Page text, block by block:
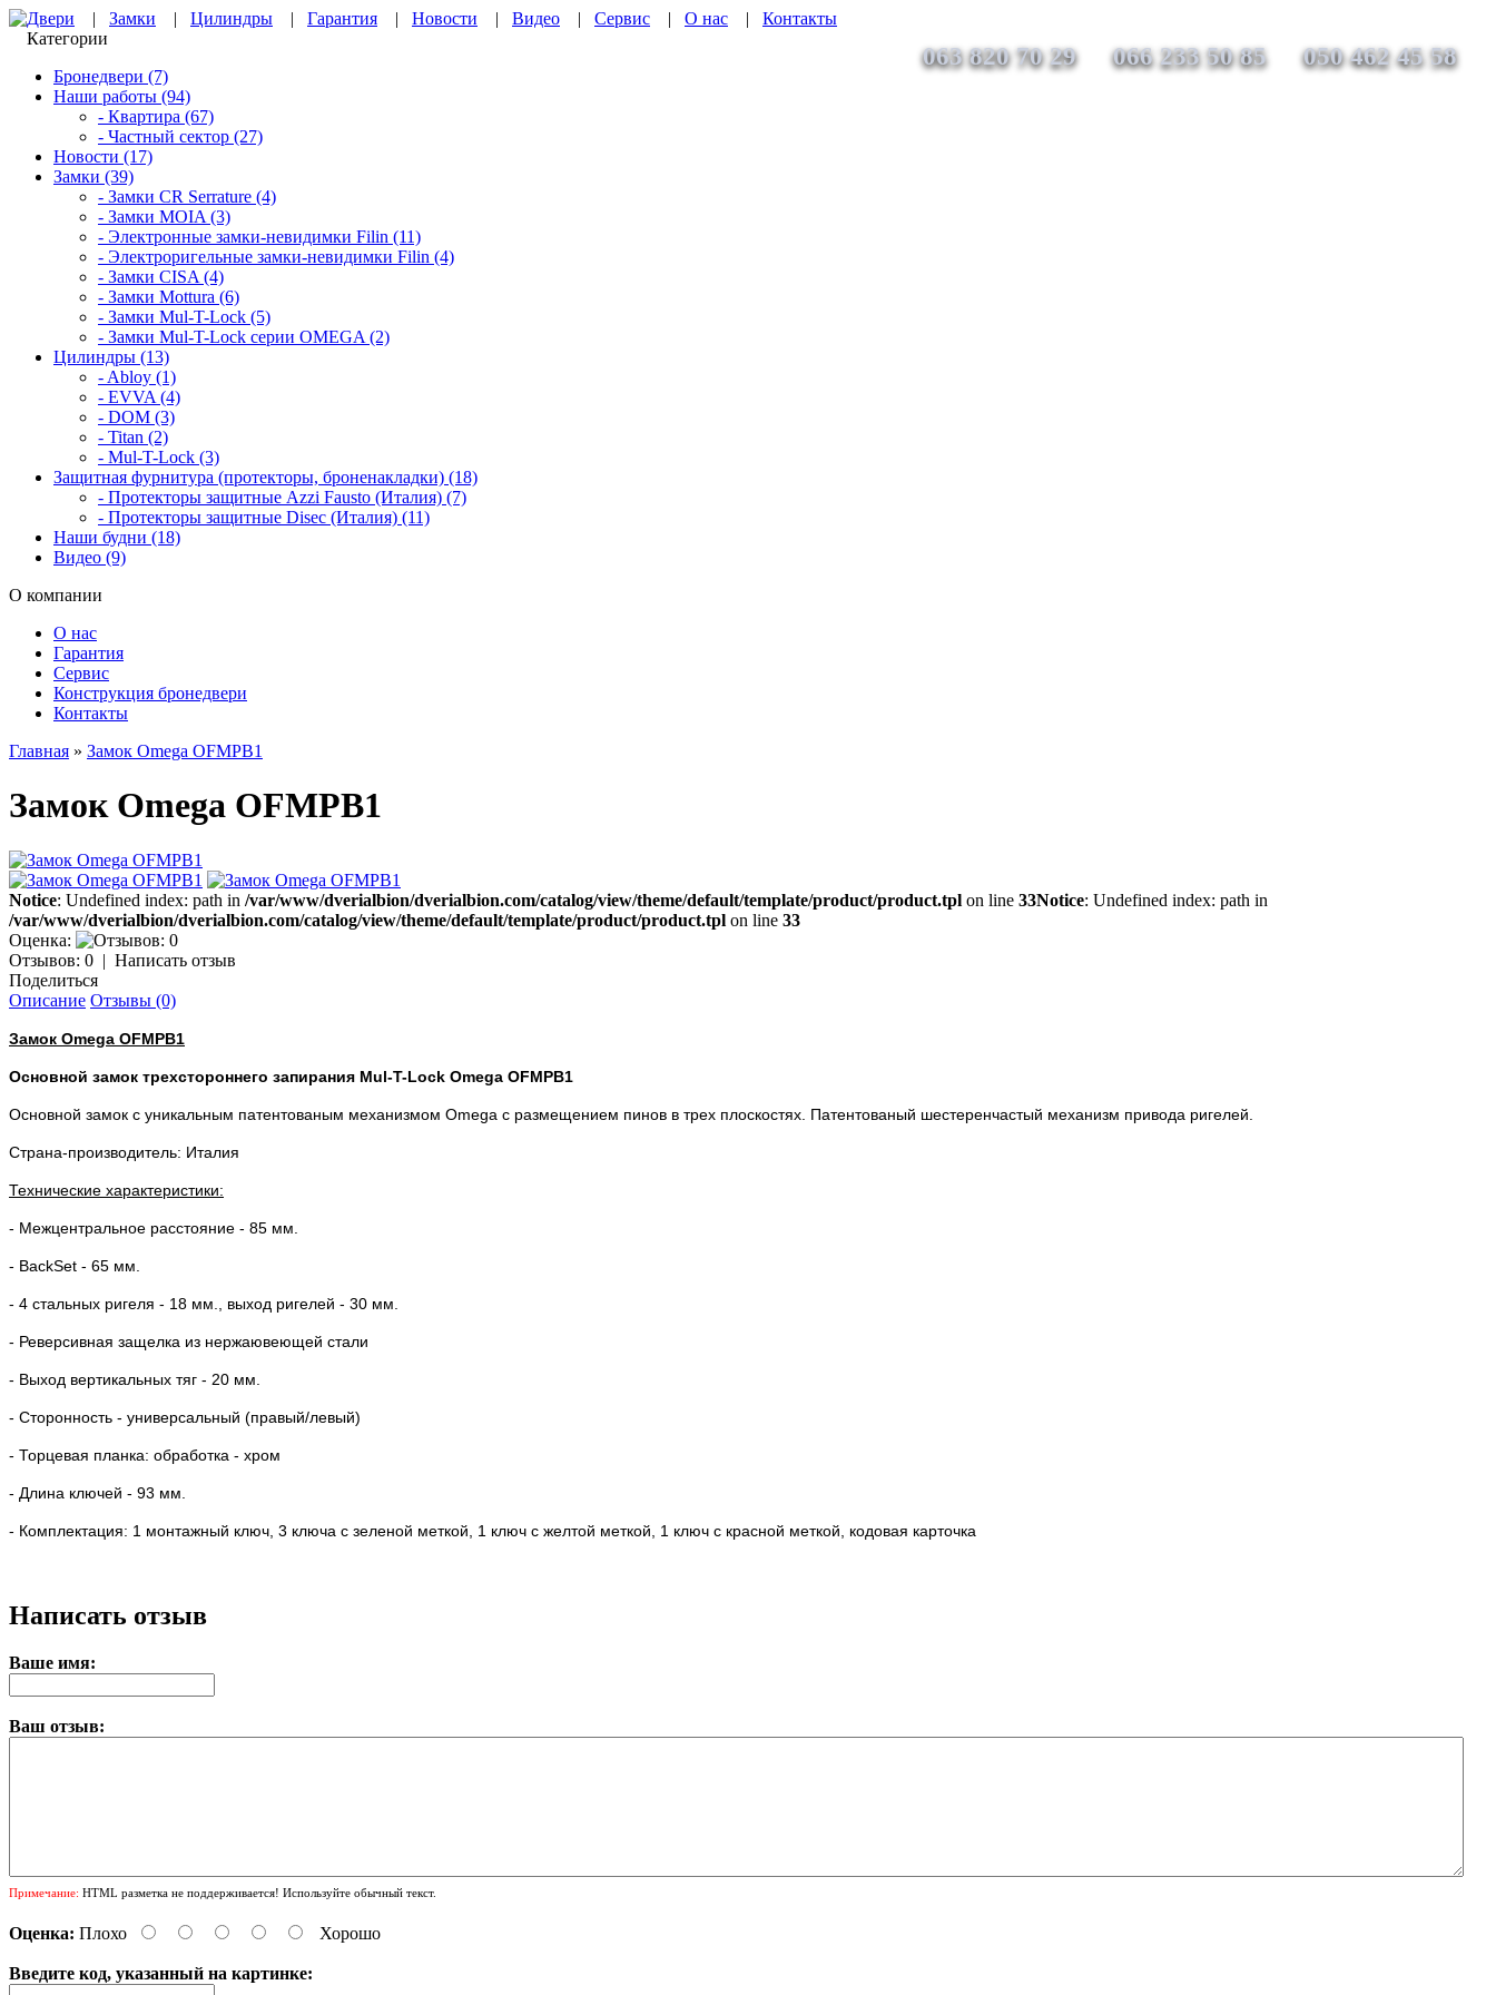
050 462 45 58
066 233 50 85
063 820 70 29
Двери | Замки | Цилиндры | Гарантия | Новости | Видео | Сервис | О нас | Контакты
Категории
Бронедвери (7)
Наши работы (94)
- Квартира (67)
- Частный сектор (27)
Новости (17)
Замки (39)
- Замки CR Serrature (4)
- Замки MOIA (3)
- Электронные замки-невидимки Filin (11)
- Электроригельные замки-невидимки Filin (4)
- Замки CISA (4)
- Замки Mottura (6)
- Замки Mul-T-Lock (5)
- Замки Mul-T-Lock серии OMEGA (2)
Цилиндры (13)
- Abloy (1)
- EVVA (4)
- DOM (3)
- Titan (2)
- Mul-T-Lock (3)
Защитная фурнитура (протекторы, броненакладки) (18)
- Протекторы защитные Azzi Fausto (Италия) (7)
- Протекторы защитные Disec (Италия) (11)
Наши будни (18)
Видео (9)
О компании
О нас
Гарантия
Сервис
Конструкция бронедвери
Контакты
Главная » Замок Omega OFMPB1
Замок Omega OFMPB1
Notice: Undefined index: path in /var/www/dverialbion/dverialbion.com/catalog/view/theme/default/template/product/product.tpl on line 33Notice: Undefined index: path in
/var/www/dverialbion/dverialbion.com/catalog/view/theme/default/template/product/product.tpl on line 33
Оценка:
Отзывов: 0 | Написать отзыв
Поделиться
Описание Отзывы (0)
Замок Omega OFMPB1
Основной замок трехстороннего запирания Mul-T-Lock Omega OFMPB1
Основной замок с уникальным патентованым механизмом Omega с размещением пинов в трех плоскостях. Патентованый шестеренчастый механизм привода ригелей.
Страна-производитель: Италия
Технические характеристики:
- Межцентральное расстояние - 85 мм.
- BackSet - 65 мм.
- 4 стальных ригеля - 18 мм., выход ригелей - 30 мм.
- Реверсивная защелка из нержаювеющей стали
- Выход вертикальных тяг - 20 мм.
- Сторонность - универсальный (правый/левый)
- Торцевая планка: обработка - хром
- Длина ключей - 93 мм.
- Комплектация: 1 монтажный ключ, 3 ключа с зеленой меткой, 1 ключ с желтой меткой, 1 ключ с красной меткой, кодовая карточка
Написать отзыв
Ваше имя:
Ваш отзыв:
Примечание: HTML разметка не поддерживается! Используйте обычный текст.
Оценка: Плохо Хорошо
Введите код, указанный на картинке: